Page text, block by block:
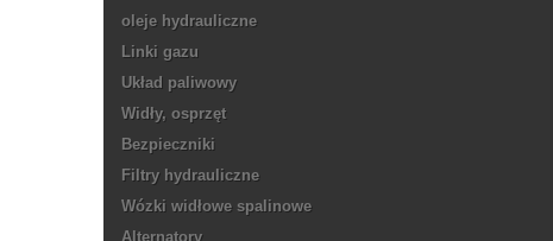
oleje hydrauliczne
Linki gazu
Układ paliwowy
Widły, osprzęt
Bezpieczniki
Filtry hydrauliczne
Wózki widłowe spalinowe
Alternatory